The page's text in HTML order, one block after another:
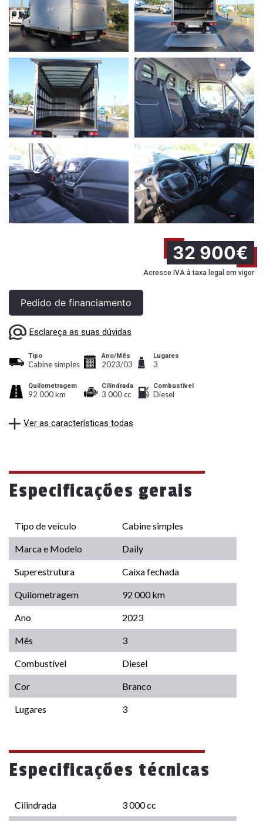
32 900€
Acresce IVA à taxa legal em vigor
Pedido de financiamento
Esclareça as suas dúvidas
Tipo
Cabine simples
Quilometragem
92 000 km
Ano/Mês
2023/03
Cilindrada
3 000 cc
Lugares
3
Combustível
Diesel
Ver as características todas
Especificações gerais
Tipo de veículo Cabine simples
Marca e Modelo Daily
Superestrutura Caixa fechada
Quilometragem 92 000 km
Ano 2023
Mês 3
Combustível Diesel
Cor Branco
Lugares 3
Especificações técnicas
Cilindrada 3 000 cc